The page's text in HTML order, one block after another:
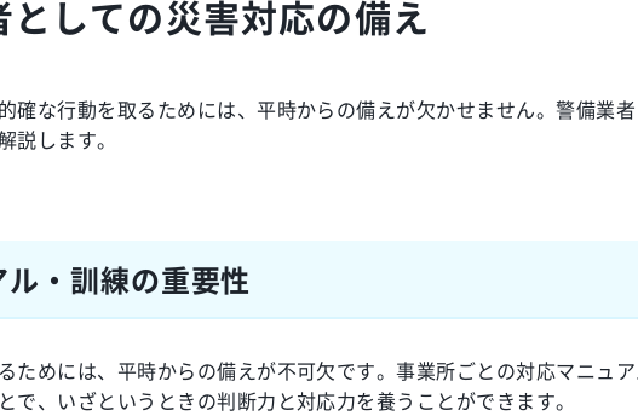
としての災害対応の備え
確な行動を取るためには、平時からの備えが欠かせません。警備業
説します。
・訓練の重要性
ためには、平時からの備えが不可欠です。事業所ごとの対応マニュ
で、いざというときの判断力と対応力を養うことができます。